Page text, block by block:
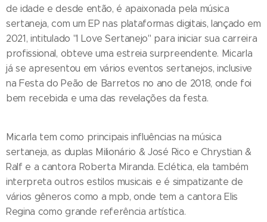
de idade e desde então, é apaixonada pela música
sertaneja, com um EP nas plataformas digitais, lançado em
2021, intitulado "I Love Sertanejo" para iniciar sua carreira
profissional, obteve uma estreia surpreendente. Micarla
já se apresentou em vários eventos sertanejos, inclusive
na Festa do Peão de Barretos no ano de 2018, onde foi
bem recebida e uma das revelações da festa.
Micarla tem como principais influências na música
sertaneja, as duplas Milionário & José Rico e Chrystian &
Ralf e a cantora Roberta Miranda. Eclética, ela também
interpreta outros estilos musicais e é simpatizante de
vários gêneros como a mpb, onde tem a cantora Elis
Regina como grande referência artística.